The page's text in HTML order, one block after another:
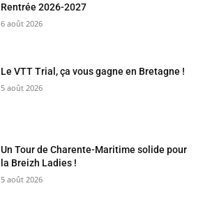
Rentrée 2026-2027
6 août 2026
Le VTT Trial, ça vous gagne en Bretagne !
5 août 2026
Un Tour de Charente-Maritime solide pour
la Breizh Ladies !
5 août 2026